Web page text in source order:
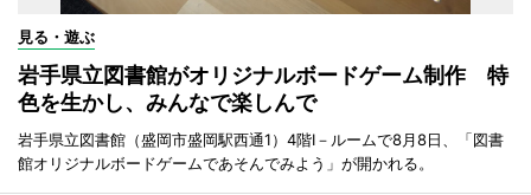
見る・遊ぶ
岩手県立図書館がオリジナルボードゲーム制作 特
色を生かし、みんなで楽しんで
岩手県立図書館（盛岡市盛岡駅西通1）4階I－ルームで8月8日、「図書
館オリジナルボードゲームであそんでみよう」が開かれる。